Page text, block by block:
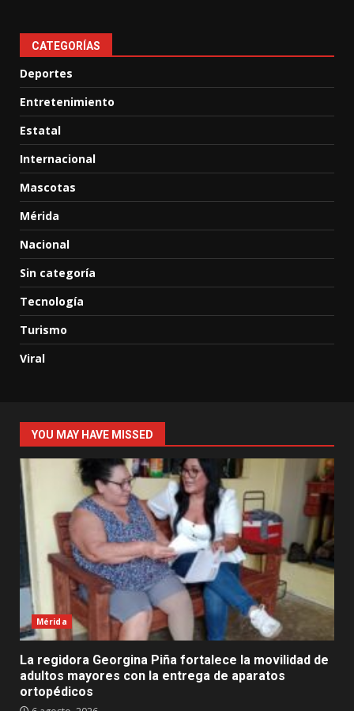
CATEGORÍAS
Deportes
Entretenimiento
Estatal
Internacional
Mascotas
Mérida
Nacional
Sin categoría
Tecnología
Turismo
Viral
YOU MAY HAVE MISSED
Mérida
La regidora Georgina Piña fortalece la movilidad de
adultos mayores con la entrega de aparatos
ortopédicos